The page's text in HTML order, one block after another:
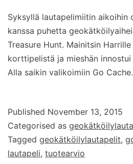
Syksyllä lautapelimiitin aikoihin
kanssa puhetta
Treasure Hunt. Mainitsin
korttipelistä ja mieshän
Alla saikin valikoimiin Go
Published November 13, 2015
Categorised as
Tagged geokätköilylautapelit,
lautapeli, tuotearvio